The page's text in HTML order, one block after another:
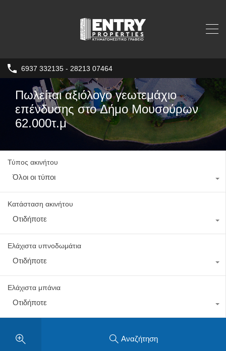
6937 332135 - 28213 07464
Πωλείται αξιόλογο γεωτεμάχιο
επένδυσης στo Δήμο Μουσούρων
62.000τ.μ
Τύπος ακινήτου
Όλοι οι τύποι
Κατάσταση ακινήτου
Οτιδήποτε
Ελάχιστα υπνοδωμάτια
Οτιδήποτε
Ελάχιστα μπάνια
Οτιδήποτε
Αναζήτηση